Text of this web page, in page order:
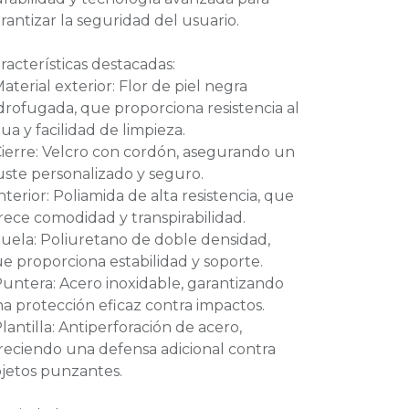
la seguridad del usuario.
destacadas:
exterior: Flor de piel negra
que proporciona resistencia al
y facilidad de limpieza.
Velcro con cordón, asegurando un
personalizado y seguro.
Poliamida de alta resistencia, que
comodidad y transpirabilidad.
Poliuretano de doble densidad,
proporciona estabilidad y soporte.
Acero inoxidable, garantizando
protección eficaz contra impactos.
Antiperforación de acero,
una defensa adicional contra
punzantes.